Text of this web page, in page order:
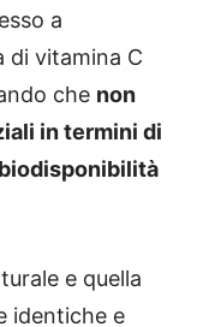
a
di vitamina C
che non
in termini di
e quella
identiche e